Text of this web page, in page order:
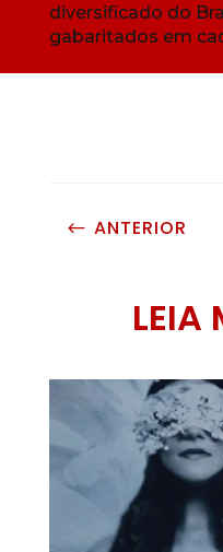
diversificado do
gabaritados em
# ANTERIOR
LEIA